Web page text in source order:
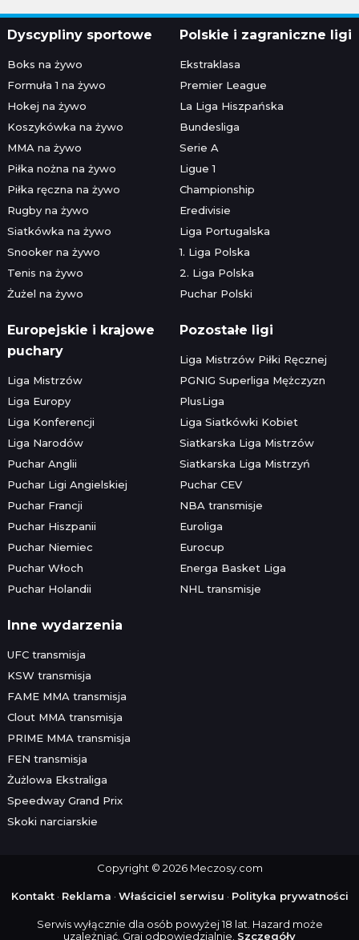
Dyscypliny sportowe
Boks na żywo
Formuła 1 na żywo
Hokej na żywo
Koszykówka na żywo
MMA na żywo
Piłka nożna na żywo
Piłka ręczna na żywo
Rugby na żywo
Siatkówka na żywo
Snooker na żywo
Tenis na żywo
Żużel na żywo
Polskie i zagraniczne ligi
Ekstraklasa
Premier League
La Liga Hiszpańska
Bundesliga
Serie A
Ligue 1
Championship
Eredivisie
Liga Portugalska
1. Liga Polska
2. Liga Polska
Puchar Polski
Europejskie i krajowe
puchary
Liga Mistrzów
Liga Europy
Liga Konferencji
Liga Narodów
Puchar Anglii
Puchar Ligi Angielskiej
Puchar Francji
Puchar Hiszpanii
Puchar Niemiec
Puchar Włoch
Puchar Holandii
Pozostałe ligi
Liga Mistrzów Piłki Ręcznej
PGNIG Superliga Mężczyzn
PlusLiga
Liga Siatkówki Kobiet
Siatkarska Liga Mistrzów
Siatkarska Liga Mistrzyń
Puchar CEV
NBA transmisje
Euroliga
Eurocup
Energa Basket Liga
NHL transmisje
Inne wydarzenia
UFC transmisja
KSW transmisja
FAME MMA transmisja
Clout MMA transmisja
PRIME MMA transmisja
FEN transmisja
Żużlowa Ekstraliga
Speedway Grand Prix
Skoki narciarskie
Copyright © 2026 Meczosy.com
Kontakt· Reklama · Właściciel serwisu · Polityka prywatności
Serwis wyłącznie dla osób powyżej 18 lat. Hazard może
uzależniać. Graj odpowiedzialnie. Szczegóły